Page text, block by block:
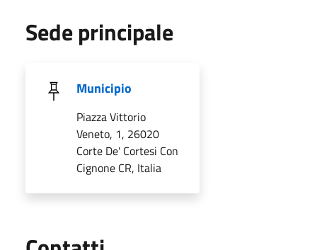
Sede principale
Municipio
Piazza Vittorio
Veneto, 1, 26020
Corte De' Cortesi Con
Cignone CR, Italia